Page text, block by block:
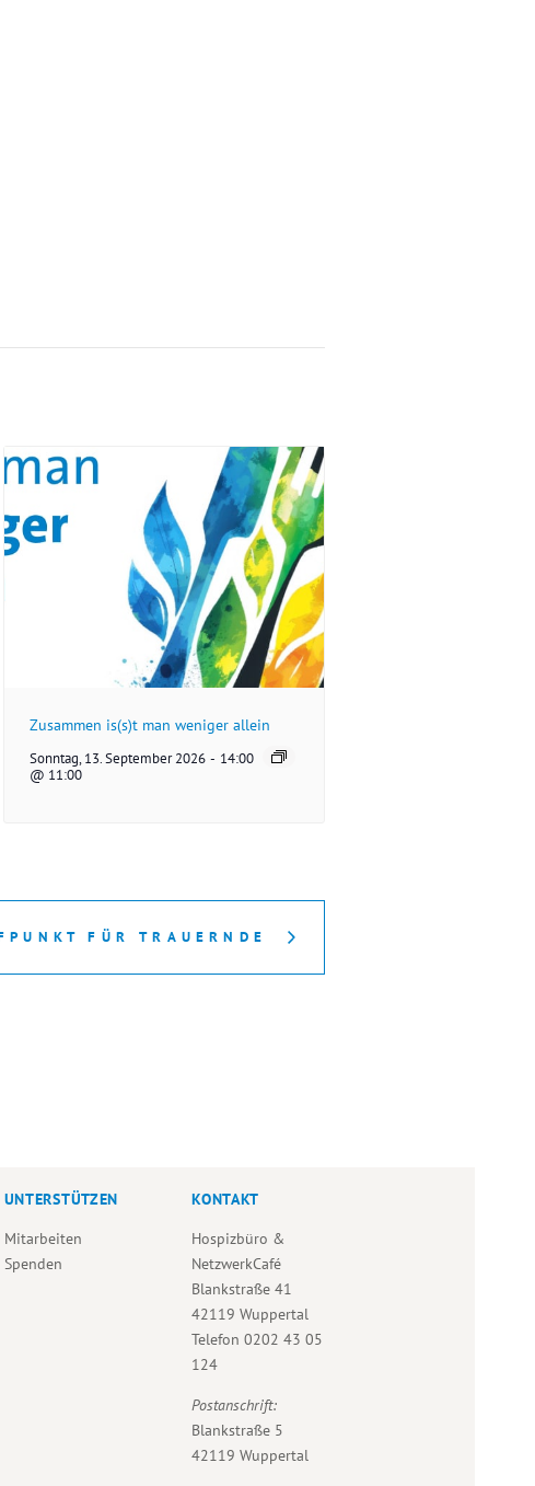
Zusammen is(s)t man weniger allein
Sonntag, 13. September 2026
@ 11:00
- 14:00
FÜR TRAUERNDE
UNTERSTÜTZEN
Mitarbeiten
Spenden
KONTAKT
Hospizbüro &
NetzwerkCafé
Blankstraße 41
42119 Wuppertal
Telefon0202 43 05
124
Postanschrift:
Blankstraße 5
42119 Wuppertal